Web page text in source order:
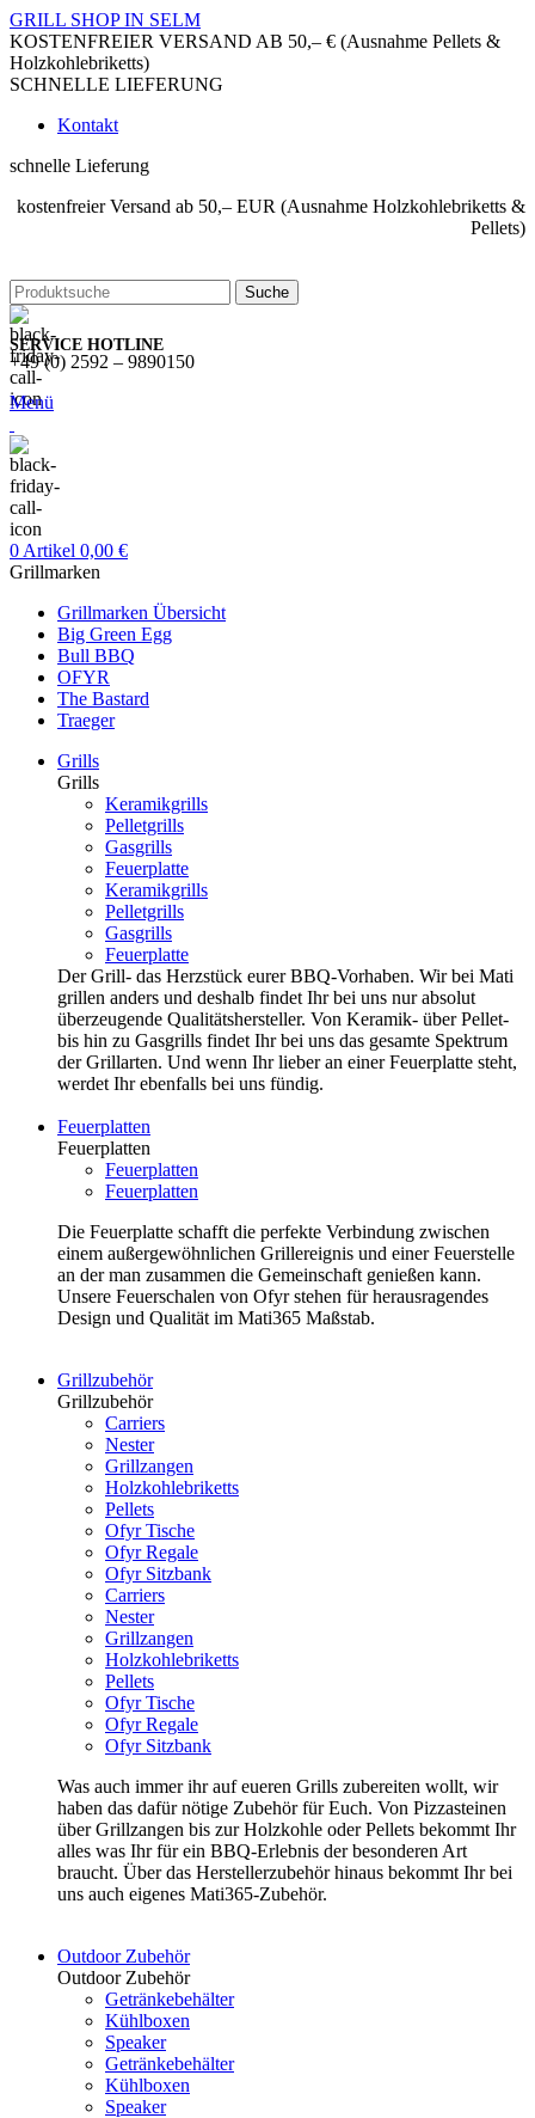
GRILL SHOP IN SELM
KOSTENFREIER VERSAND AB 50,– € (Ausnahme Pellets &
Holzkohlebriketts)
SCHNELLE LIEFERUNG
Kontakt
schnelle Lieferung
kostenfreier Versand ab 50,– EUR (Ausnahme Holzkohlebriketts &
Pellets)
Suche
SERVICE HOTLINE
+49 (0) 2592 – 9890150
Menü
0 Artikel 0,00 €
Grillmarken
Grillmarken Übersicht
Big Green Egg
Bull BBQ
OFYR
The Bastard
Traeger
Grills
Grills
Keramikgrills
Pelletgrills
Gasgrills
Feuerplatte
Keramikgrills
Pelletgrills
Gasgrills
Feuerplatte
Der Grill- das Herzstück eurer BBQ-Vorhaben. Wir bei Mati
grillen anders und deshalb findet Ihr bei uns nur absolut
überzeugende Qualitätshersteller. Von Keramik- über Pellet-
bis hin zu Gasgrills findet Ihr bei uns das gesamte Spektrum
der Grillarten. Und wenn Ihr lieber an einer Feuerplatte steht,
werdet Ihr ebenfalls bei uns fündig.
Feuerplatten
Feuerplatten
Feuerplatten
Feuerplatten
Die Feuerplatte schafft die perfekte Verbindung zwischen
einem außergewöhnlichen Grillereignis und einer Feuerstelle
an der man zusammen die Gemeinschaft genießen kann.
Unsere Feuerschalen von Ofyr stehen für herausragendes
Design und Qualität im Mati365 Maßstab.
Grillzubehör
Grillzubehör
Carriers
Nester
Grillzangen
Holzkohlebriketts
Pellets
Ofyr Tische
Ofyr Regale
Ofyr Sitzbank
Carriers
Nester
Grillzangen
Holzkohlebriketts
Pellets
Ofyr Tische
Ofyr Regale
Ofyr Sitzbank
Was auch immer ihr auf eueren Grills zubereiten wollt, wir
haben das dafür nötige Zubehör für Euch. Von Pizzasteinen
über Grillzangen bis zur Holzkohle oder Pellets bekommt Ihr
alles was Ihr für ein BBQ-Erlebnis der besonderen Art
braucht. Über das Herstellerzubehör hinaus bekommt Ihr bei
uns auch eigenes Mati365-Zubehör.
Outdoor Zubehör
Outdoor Zubehör
Getränkebehälter
Kühlboxen
Speaker
Getränkebehälter
Kühlboxen
Speaker